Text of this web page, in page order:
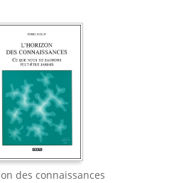
des connaissances